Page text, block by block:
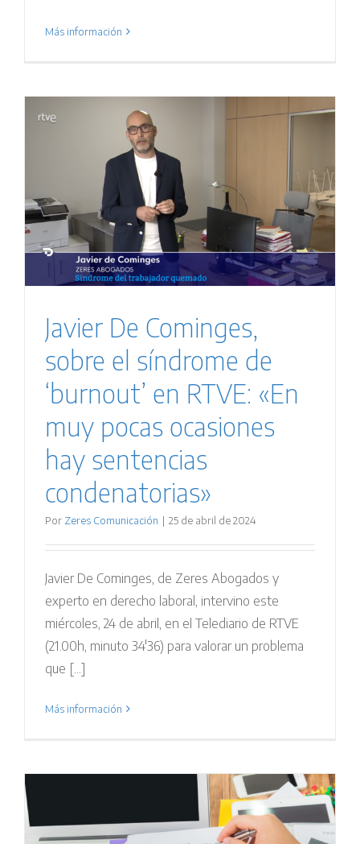
Más información
Javier De Cominges,
sobre el síndrome de
‘burnout’ en RTVE: «En
muy pocas ocasiones
hay sentencias
condenatorias»
Por Zeres Comunicación | 25 de abril de 2024
Javier De Cominges, de Zeres Abogados y
experto en derecho laboral, intervino este
miércoles, 24 de abril, en el Telediario de RTVE
(21.00h, minuto 34'36) para valorar un problema
que [...]
Más información